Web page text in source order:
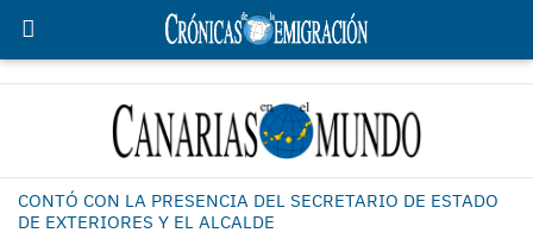
CONTÓ CON LA PRESENCIA DEL SECRETARIO DE ESTADO
DE EXTERIORES Y EL ALCALDE